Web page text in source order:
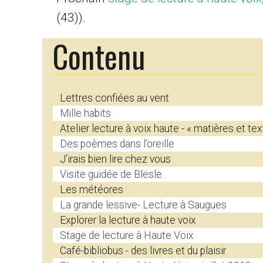
(43)).
Contenu
Lettres confiées au vent
Mille habits
Atelier lecture à voix haute - « matières et
Des poèmes dans l’oreille
J’irais bien lire chez vous
Visite guidée de Blesle
Les météores
La grande lessive- Lecture à Saugues
Explorer la lecture à haute voix
Stage de lecture à Haute Voix
Café-bibliobus - des livres et du plaisir